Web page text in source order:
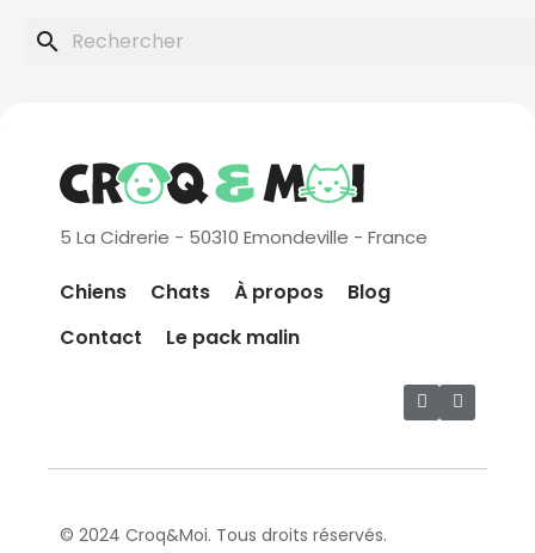
search
5 La Cidrerie - 50310 Emondeville - France
Chiens Chats À propos
Blog
Contact
Le pack malin
© 2024 Croq&Moi. Tous droits réservés.